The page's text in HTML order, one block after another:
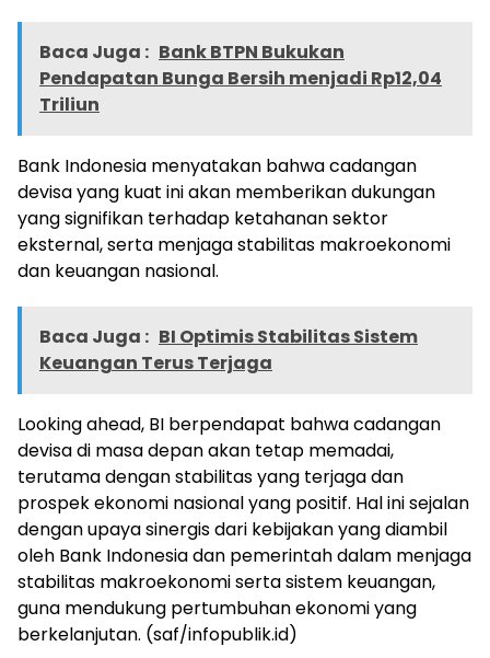
Baca Juga : Bank BTPN Bukukan
Pendapatan Bunga Bersih menjadi Rp12,04
Triliun
Bank Indonesia menyatakan bahwa cadangan
devisa yang kuat ini akan memberikan dukungan
yang signifikan terhadap ketahanan sektor
eksternal, serta menjaga stabilitas makroekonomi
dan keuangan nasional.
Baca Juga : BI Optimis Stabilitas Sistem
Keuangan Terus Terjaga
Looking ahead, BI berpendapat bahwa cadangan
devisa di masa depan akan tetap memadai,
terutama dengan stabilitas yang terjaga dan
prospek ekonomi nasional yang positif. Hal ini sejalan
dengan upaya sinergis dari kebijakan yang diambil
oleh Bank Indonesia dan pemerintah dalam menjaga
stabilitas makroekonomi serta sistem keuangan,
guna mendukung pertumbuhan ekonomi yang
berkelanjutan. (saf/infopublik.id)